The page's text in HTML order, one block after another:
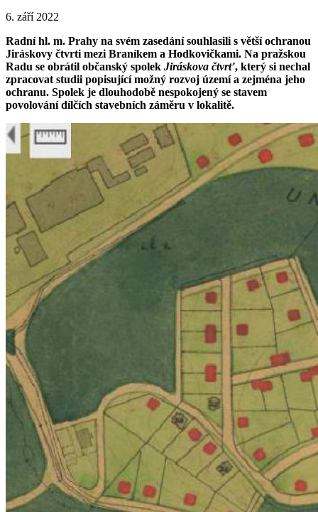
6. září 2022
Radní hl. m. Prahy na svém zasedání souhlasili s větší ochranou
Jiráskovy čtvrti mezi Braníkem a Hodkovičkami. Na pražskou
Radu se obrátil občanský spolek Jiráskova čtvrť, který si nechal
zpracovat studii popisující možný rozvoj území a zejména jeho
ochranu. Spolek je dlouhodobě nespokojený se stavem
povolování dílčích stavebních záměru v lokalitě.